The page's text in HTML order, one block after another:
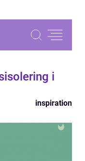
i
inspiration